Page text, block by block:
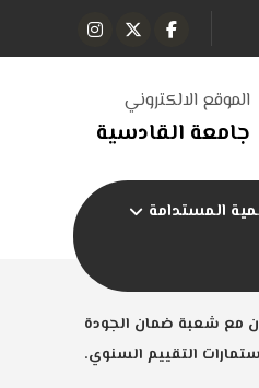
الموقع الالكتروني
جامعة القادسية
المستدامة
مع شعبة ضمان الجودة
التقييم السنوي.